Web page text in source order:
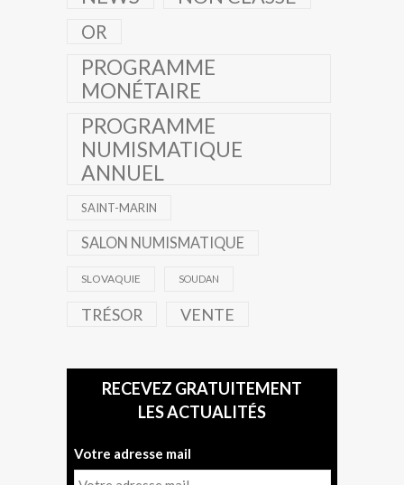
OR
PROGRAMME
MONÉTAIRE
PROGRAMME
NUMISMATIQUE
ANNUEL
SAINT-MARIN
SALON NUMISMATIQUE
SLOVAQUIE SOUDAN
TRÉSOR VENTE
RECEVEZ GRATUITEMENT
LES ACTUALITÉS
Votre adresse mail